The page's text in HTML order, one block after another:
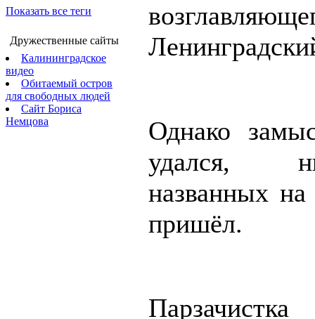
Показать все теги
Дружественные сайты
Калининградское
видео
Обитаемый остров
для свободных людей
Сайт Бориса
Немцова
Однако
удался,
названных на
пришёл.
Парзачистка